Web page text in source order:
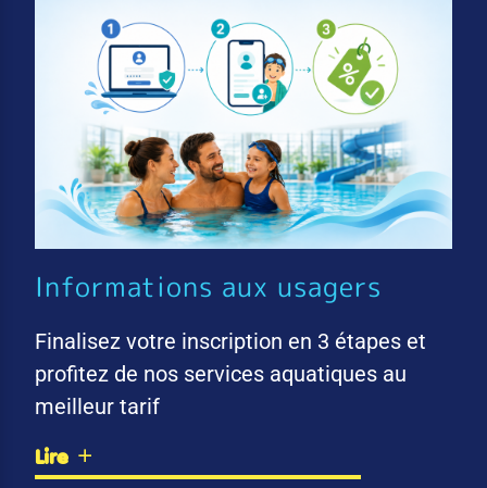
Informations aux usagers
Finalisez votre inscription en 3 étapes et
profitez de nos services aquatiques au
meilleur tarif
Lire